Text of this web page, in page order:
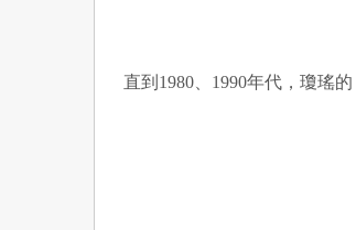
直到1980、1990年代，瓊瑤